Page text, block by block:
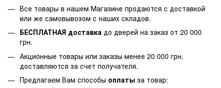
Все товары в нашем Магазине продаются с доставкой
или же самовывозом с наших складов.
БЕСПЛАТНАЯ доставка до дверей на заказ от 20 000
грн.
Акционные товары или заказы менее 20 000 грн.
доставляются за счет получателя.
Предлагаем Вам способы оплаты за товар: